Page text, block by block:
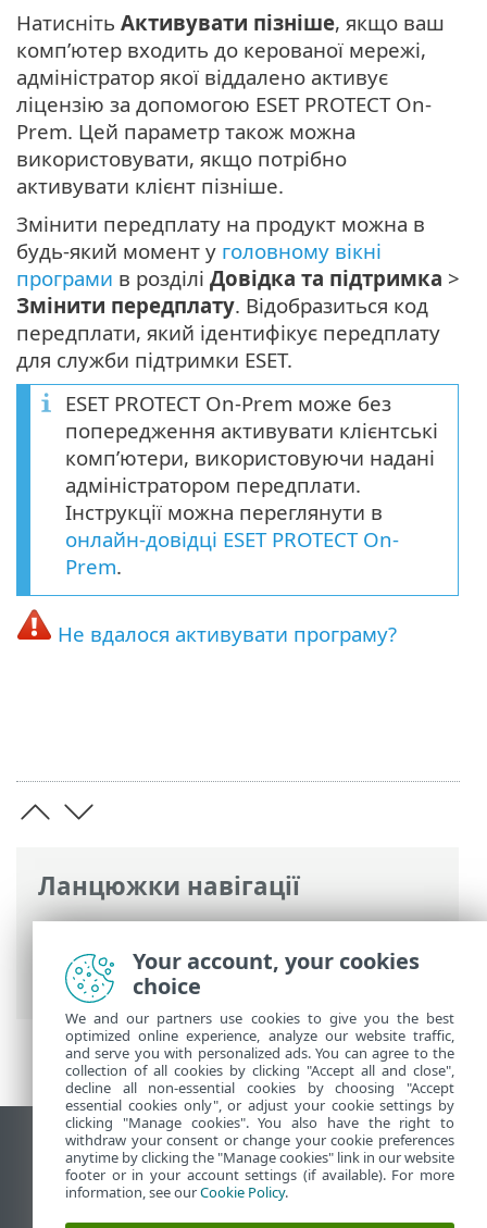
Ланцюжки навігації
Інтерактивна довідка ESET>ESET
Endpoint Security>Активувати ESET
Endpoint Security
Натисніть Активувати пізніше, якщо ваш
комп’ютер входить до керованої мережі,
адміністратор якої віддалено активує
ліцензію за допомогою ESET PROTECT On-
Prem. Цей параметр також можна
використовувати, якщо потрібно
активувати клієнт пізніше.
Змінити передплату на продукт можна в
будь-який момент у головному вікні
програми в розділі Довідка та підтримка >
Змінити передплату. Відобразиться код
передплати, який ідентифікує передплату
для служби підтримки ESET.
ESET PROTECT On-Prem може без
попередження активувати клієнтські
комп’ютери, використовуючи надані
адміністратором передплати.
Інструкції можна переглянути в
онлайн-довідці ESET PROTECT On-
Prem.
Не вдалося активувати програму?
Переглянути повну версію
End of Life
База знань ESET
Your account, your cookies
choice
We and our partners use cookies to give you the best
optimized online experience, analyze our website traffic,
and serve you with personalized ads. You can agree to the
collection of all cookies by clicking "Accept all and close",
decline all non-essential cookies by choosing "Accept
essential cookies only", or adjust your cookie settings by
clicking "Manage cookies". You also have the right to
withdraw your consent or change your cookie preferences
anytime by clicking the "Manage cookies" link in our website
footer or in your account settings (if available). For more
information, see ourCookie Policy.